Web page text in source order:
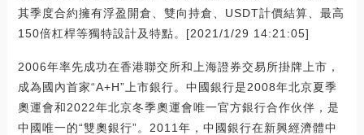
其季度合約擁有浮盈開倉、雙向持倉、USDT計價結算、最高
150倍杠桿等獨特設計及特點。[2021/1/29 14:21:05]
2006年率先成功在香港聯交所和上海證券交易所掛牌上市，
成為國內首家“A+H”上市銀行。中國銀行是2008年北京夏季
奧運會和2022年北京冬季奧運會唯一官方銀行合作伙伴，是
中國唯一的“雙奧銀行”。2011年，中國銀行在新興經濟體中